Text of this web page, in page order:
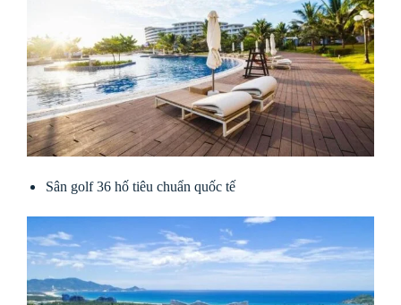
Sân golf 36 hố tiêu chuẩn quốc tế